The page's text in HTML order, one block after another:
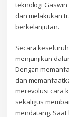
teknologi
dan melakukan
berkelanjutan.
Secara
menjanjikan
Dengan
dan
merevolusi cara
sekaligus
mendatang.